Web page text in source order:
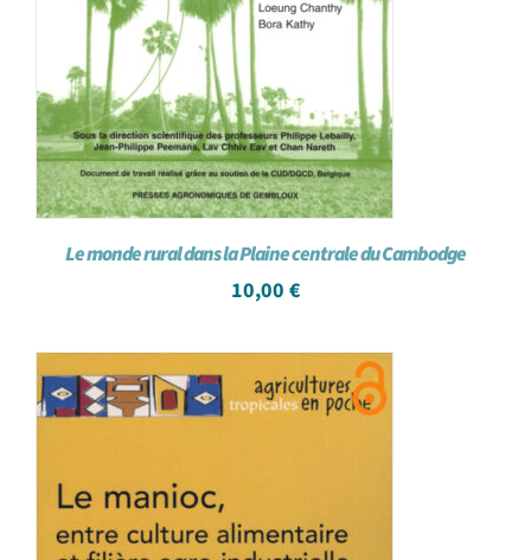
Le monde rural dans la Plaine centrale du Cambodge
10,00 €